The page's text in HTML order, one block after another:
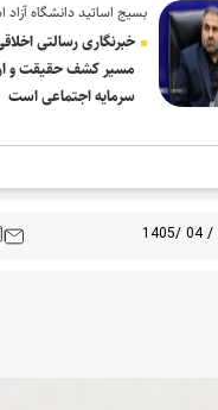
بسیج اساتید دانشگاه آزاد
در پیام روز خبرنگار:
خبرنگاری رسالتی
مسیر کشف حقیقت و
سرمایه اجتماعی است